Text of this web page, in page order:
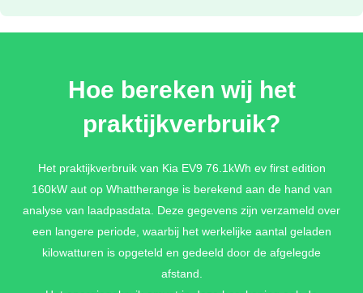
€ 995,-
€ 995,-
FLARE RED UNILAK
Hoe bereken wij het
praktijkverbruik?
Het praktijkverbruik van Kia EV9 76.1kWh ev first edition
160kW aut op Whattherange is berekend aan de hand van
analyse van laadpasdata. Deze gegevens zijn verzameld over
een langere periode, waarbij het werkelijke aantal geladen
kilowatturen is opgeteld en gedeeld door de afgelegde
afstand.